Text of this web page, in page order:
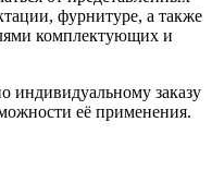
фурнитуре, а также
комплектующих и
индивидуальному заказу
её применения.